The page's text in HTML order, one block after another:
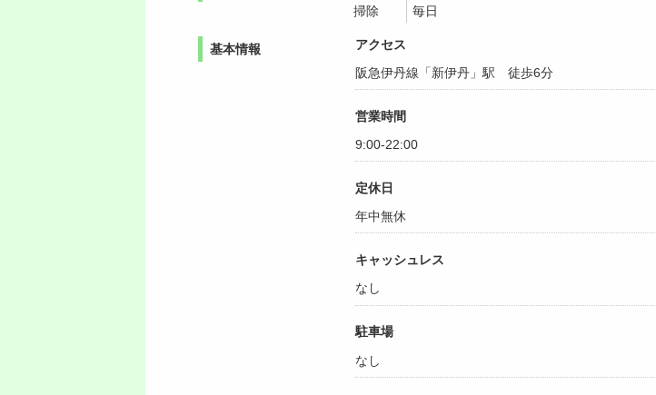
掃除
毎日
基本情報
アクセス
阪急伊丹線「新伊丹」駅 徒歩6分
営業時間
9:00-22:00
定休日
年中無休
キャッシュレス
なし
駐車場
なし